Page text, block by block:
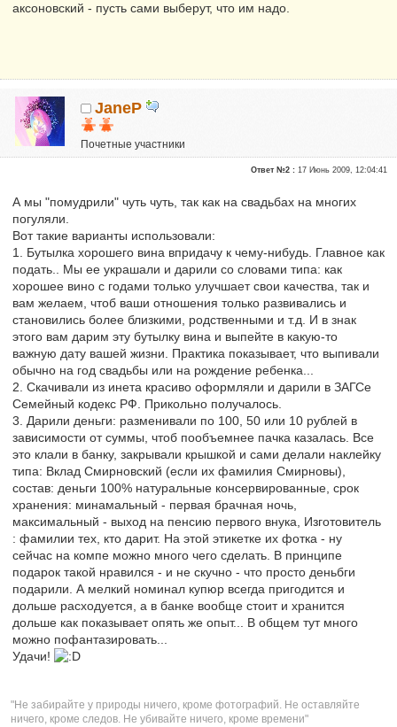
аксоновский - пусть сами выберут, что им надо.
JaneP
Почетные участники
Сказали "Спасибо": 10
Ответ №2 :17 Июнь 2009, 12:04:41
А мы "помудрили" чуть чуть, так как на свадьбах на многих
погуляли.
Вот такие варианты использовали:
1. Бутылка хорошего вина впридачу к чему-нибудь. Главное как
подать.. Мы ее украшали и дарили со словами типа: как
хорошее вино с годами только улучшает свои качества, так и
вам желаем, чтоб ваши отношения только развивались и
становились более близкими, родственными и т.д. И в знак
этого вам дарим эту бутылку вина и выпейте в какую-то
важную дату вашей жизни. Практика показывает, что выпивали
обычно на год свадьбы или на рождение ребенка...
2. Скачивали из инета красиво оформляли и дарили в ЗАГСе
Семейный кодекс РФ. Прикольно получалось.
3. Дарили деньги: разменивали по 100, 50 или 10 рублей в
зависимости от суммы, чтоб пообъемнее пачка казалась. Все
это клали в банку, закрывали крышкой и сами делали наклейку
типа: Вклад Смирновский (если их фамилия Смирновы),
состав: деньги 100% натуральные консервированные, срок
хранения: минамальный - первая брачная ночь,
максимальный - выход на пенсию первого внука, Изготовитель
: фамилии тех, кто дарит. На этой этикетке их фотка - ну
сейчас на компе можно много чего сделать. В принципе
подарок такой нравился - и не скучно - что просто деньбги
подарили. А мелкий номинал купюр всегда пригодится и
дольше расходуется, а в банке вообще стоит и хранится
дольше как показывает опять же опыт... В общем тут много
можно пофантазировать...
Удачи!
"Не забирайте у природы ничего, кроме фотографий. Не оставляйте
ничего, кроме следов. Не убивайте ничего, кроме времени"